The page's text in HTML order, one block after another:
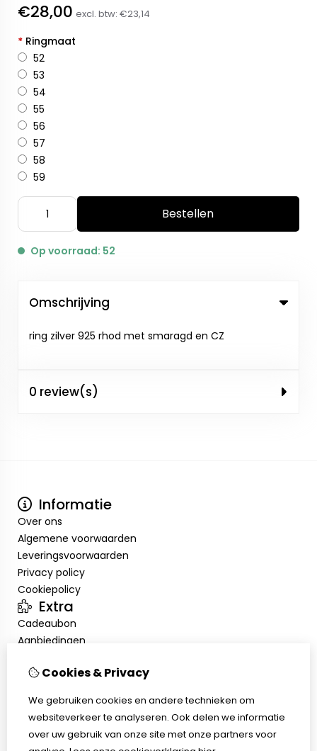
€28,00 excl. btw: €23,14
* Ringmaat
52
53
54
55
56
57
58
59
Bestellen
Op voorraad: 52
Omschrijving
ring zilver 925 rhod met smaragd en CZ
0 review(s)
Informatie
Over ons
Algemene voorwaarden
Leveringsvoorwaarden
Privacy policy
Cookiepolicy
Extra
Cadeaubon
Aanbiedingen
Inloggen
Verlanglijst
Klantenservice
Cookies & Privacy
We gebruiken cookies en andere technieken om
websiteverkeer te analyseren. Ook delen we informatie
over uw gebruik van onze site met onze partners voor